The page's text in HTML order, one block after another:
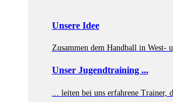
Unsere Idee
Zusammen dem Handball in West-
Unser Jugendtraining ...
... leiten bei uns erfahrene Trainer,